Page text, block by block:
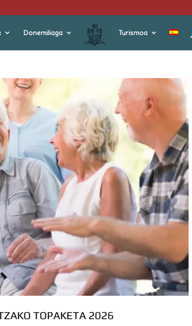
Donemiliaga Turismoa
TOPAKETA 2026